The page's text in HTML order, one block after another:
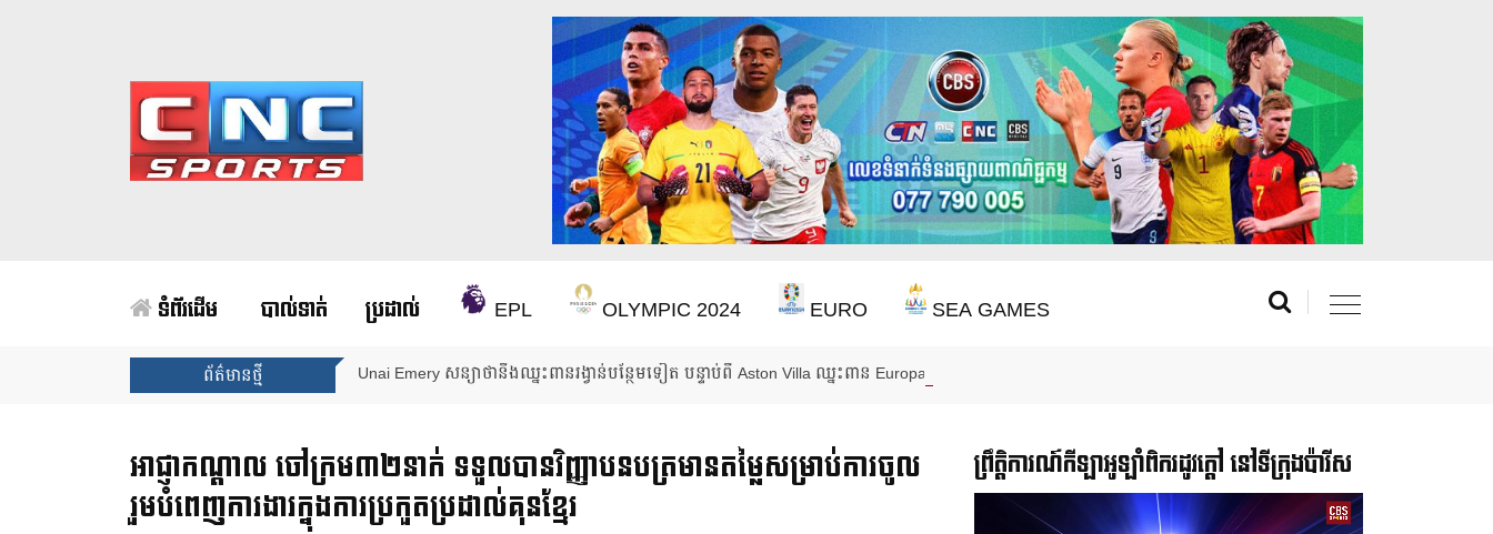
ទំព័រដើម បាល់ទាត់ ប្រដាល់ EPL OLYMPIC 2024 EURO SEA GAMES
ព័ត៌មានថ្មី Unai Emery សន្យាថានឹងឈ្នះពានរង្វាន់បន្ថែមទៀត បន្ទាប់ពី Aston Villa ឈ្នះពាន Europa League
អាជ្ញាកណ្ដាល ចៅក្រម៣២នាក់ ទទួលបានវិញ្ញាបនបត្រមានតម្លៃសម្រាប់ការចូល
រួមបំពេញការងារក្នុងការប្រកួតប្រដាល់គុនខ្មែរ
ព្រឹត្តិការណ៍កីឡាអូឡាំពិករដូវក្ដៅ នៅទីក្រុងប៉ារីស